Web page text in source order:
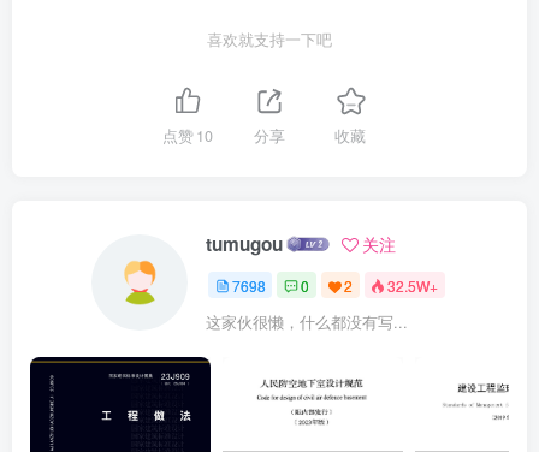
喜欢就支持一下吧
点赞10 分享 收藏
tumugou 关注
7698 0 2 32.5W+
这家伙很懒，什么都没有写...